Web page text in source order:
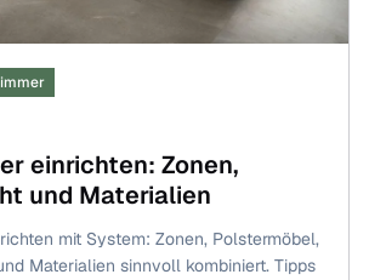
einrichten: Zonen,
und Materialien
mit System: Zonen, Polstermöbel,
Materialien sinnvoll kombiniert. Tipps